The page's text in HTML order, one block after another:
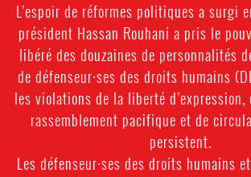
L’espoir de réformes politiques a surgi
président Hassan Rouhani a pris le
libéré des douzaines de personnalités
de défenseur·ses des droits humains
les violations de la liberté d’expression,
rassemblement pacifique et de
persistent.
Les défenseur·ses des droits humains